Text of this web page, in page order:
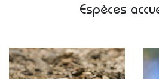
Espèces